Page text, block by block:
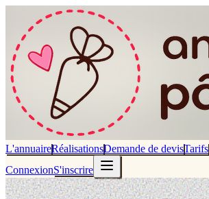
L'annuaireRéalisationsDemande de devisTarifs
ConnexionS'inscrire